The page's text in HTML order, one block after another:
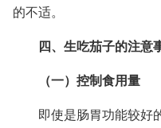
的不适。
四、生吃茄子的注意
（一）控制食用量
即使是肠胃功能较好